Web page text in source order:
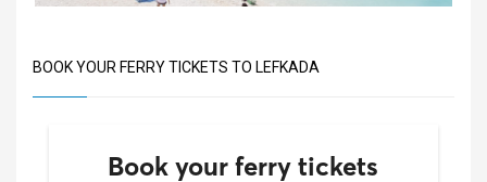
BOOK YOUR FERRY TICKETS TO LEFKADA